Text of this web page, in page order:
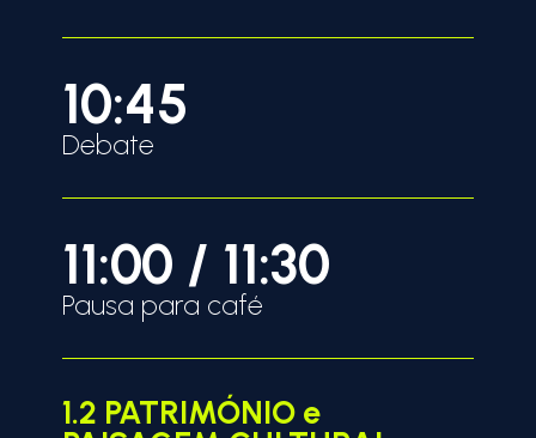
10:45
Debate
11:00 / 11:30
Pausa para café
1.2 PATRIMÓNIO e